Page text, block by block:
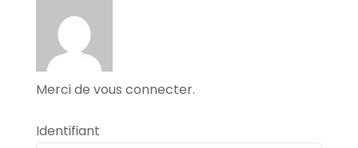
Merci de vous connecter.
Identifiant